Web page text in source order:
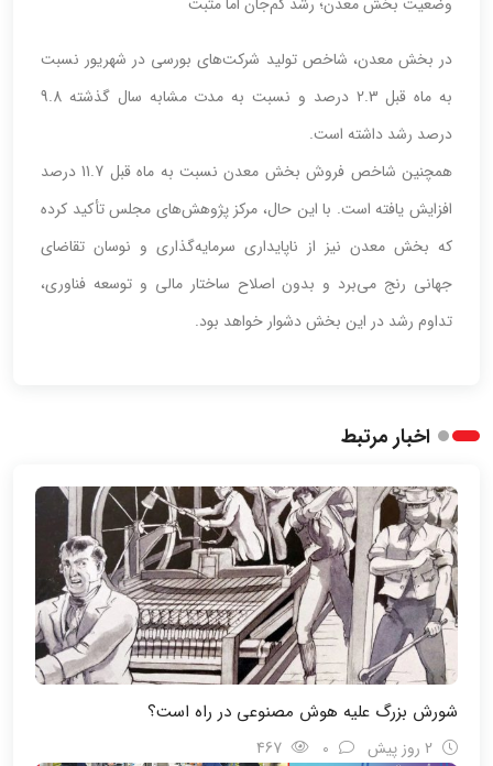
در بخش معدن، شاخص تولید شرکت‌های بورسی در شهریور نسبت
به ماه قبل 2.3 درصد و نسبت به مدت مشابه سال گذشته 9.8
درصد رشد داشته است.
همچنین شاخص فروش بخش معدن نسبت به ماه قبل 11.7 درصد
افزایش یافته است. با این حال، مرکز پژوهش‌های مجلس تأکید کرده
که بخش معدن نیز از ناپایداری سرمایه‌گذاری و نوسان تقاضای
جهانی رنج می‌برد و بدون اصلاح ساختار مالی و توسعه فناوری،
تداوم رشد در این بخش دشوار خواهد بود.
اخبار مرتبط
شورش بزرگ علیه هوش مصنوعی در راه است؟